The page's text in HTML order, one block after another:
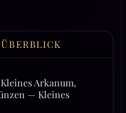
Arkanum,
— Kleines